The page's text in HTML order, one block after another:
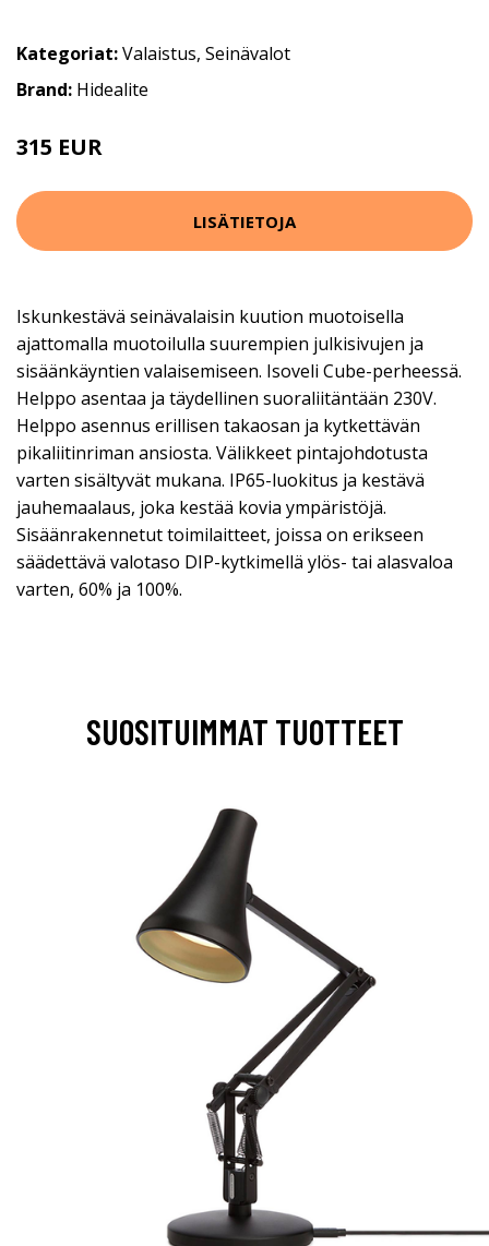
Kategoriat:Valaistus, Seinävalot
Brand: Hidealite
315 EUR
LISÄTIETOJA
Iskunkestävä seinävalaisin kuution muotoisella
ajattomalla muotoilulla suurempien julkisivujen ja
sisäänkäyntien valaisemiseen. Isoveli Cube-perheessä.
Helppo asentaa ja täydellinen suoraliitäntään 230V.
Helppo asennus erillisen takaosan ja kytkettävän
pikaliitinriman ansiosta. Välikkeet pintajohdotusta
varten sisältyvät mukana. IP65-luokitus ja kestävä
jauhemaalaus, joka kestää kovia ympäristöjä.
Sisäänrakennetut toimilaitteet, joissa on erikseen
säädettävä valotaso DIP-kytkimellä ylös- tai alasvaloa
varten, 60% ja 100%.
SUOSITUIMMAT TUOTTEET